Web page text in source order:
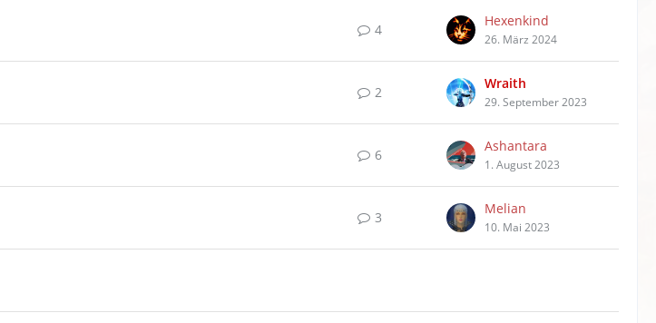
4
Hexenkind
26. März 2024
2
Wraith
29. September 2023
6
Ashantara
1. August 2023
3
Melian
10. Mai 2023